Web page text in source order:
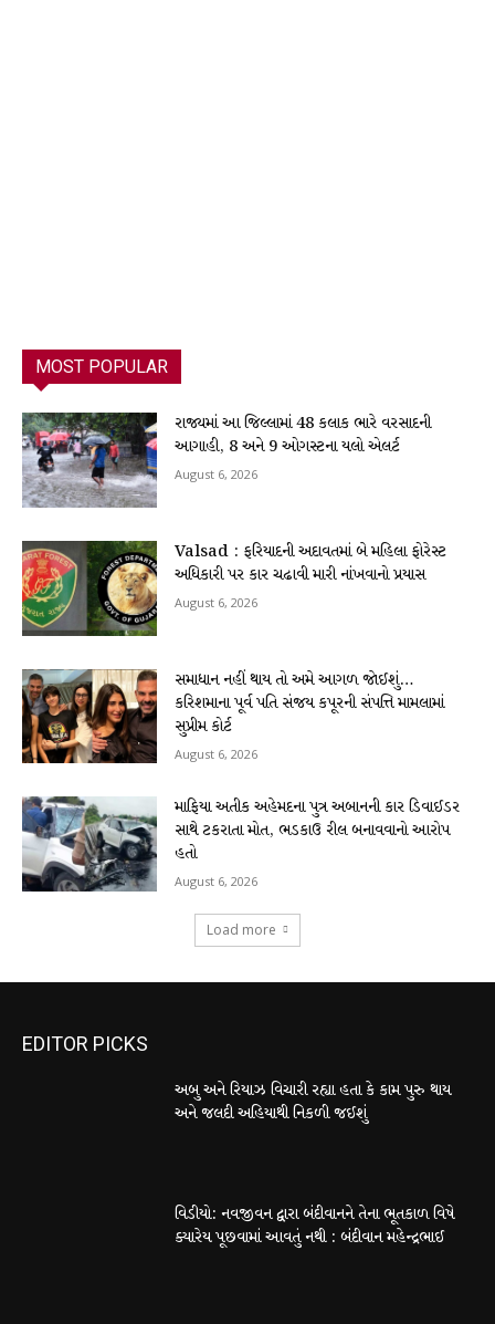
MOST POPULAR
રાજ્યમાં આ જિલ્લામાં 48 કલાક ભારે વરસાદની
આગાહી, 8 અને 9 ઓગસ્ટના યલો એલર્ટ
August 6, 2026
Valsad : ફરિયાદની અદાવતમાં બે મહિલા ફોરેસ્ટ
અધિકારી પર કાર ચઢાવી મારી નાંખવાનો પ્રયાસ
August 6, 2026
સમાધાન નહીં થાય તો અમે આગળ જોઈશું…
કરિશમાના પૂર્વ પતિ સંજય કપૂરની સંપત્તિ મામલામાં
સુપ્રીમ કોર્ટ
August 6, 2026
માફિયા અતીક અહેમદના પુત્ર અબાનની કાર ડિવાઈડર
સાથે ટકરાતા મોત, ભડકાઉ રીલ બનાવવાનો આરોપ
હતો
August 6, 2026
Load more
EDITOR PICKS
અબુ અને રિયાઝ વિચારી રહ્યા હતા કે કામ પુરુ થાય
અને જલદી અહિયાથી નિકળી જઈશું
વિડીયો: નવજીવન દ્વારા બંદીવાનને તેના ભૂતકાળ વિષે
ક્યારેય પૂછવામાં આવતું નથી : બંદીવાન મહેન્દ્રભાઈ